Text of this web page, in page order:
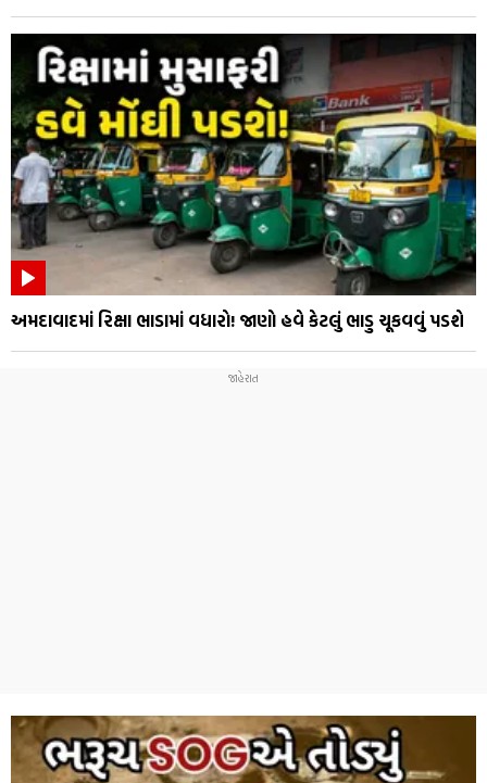
અમદાવાદમાં રિક્ષા ભાડામાં વધારો! જાણો હવે કેટલું ભાડુ ચૂકવવું પડશે